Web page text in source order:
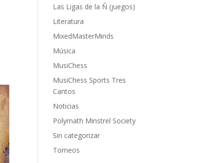
Las Ligas de la Ñ (juegos)
Literatura
MixedMasterMinds
Música
MusiChess
MusiChess Sports Tres
Cantos
Noticias
Polymath Minstrel Society
Sin categorizar
Torneos